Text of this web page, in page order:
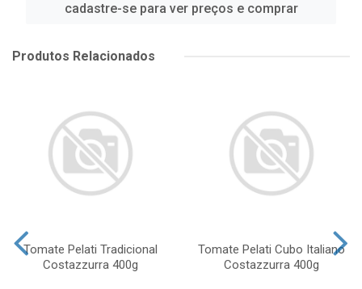
cadastre-se para ver preços e comprar
Produtos Relacionados
Tomate Pelati Tradicional
Costazzurra 400g
Tomate Pelati Cubo Italiano
Costazzurra 400g